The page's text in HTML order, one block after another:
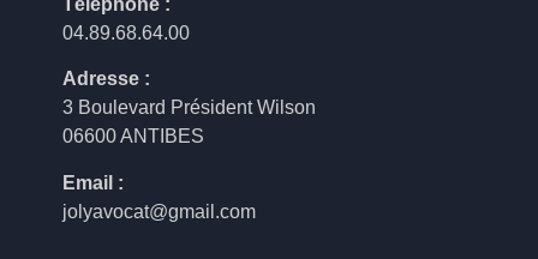
04.89.68.64.00
Adresse :
3 Boulevard Président Wilson
06600 ANTIBES
Email :
jolyavocat@gmail.com